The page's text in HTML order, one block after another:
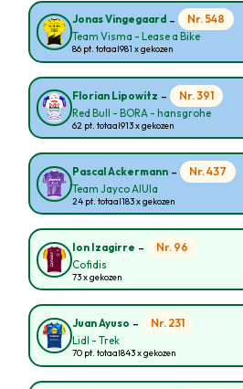
Jonas Vingegaard - Nr. 548
Team Visma - Lease a Bike
86 pt. totaal981 x gekozen
Florian Lipowitz - Nr. 391
Red Bull - BORA - hansgrohe
62 pt. totaal913 x gekozen
Pascal Ackermann - Nr. 437
Team Jayco AlUla
24 pt. totaal183 x gekozen
Ion Izagirre - Nr. 96
Cofidis
73 x gekozen
Juan Ayuso - Nr. 231
Lidl - Trek
70 pt. totaal843 x gekozen